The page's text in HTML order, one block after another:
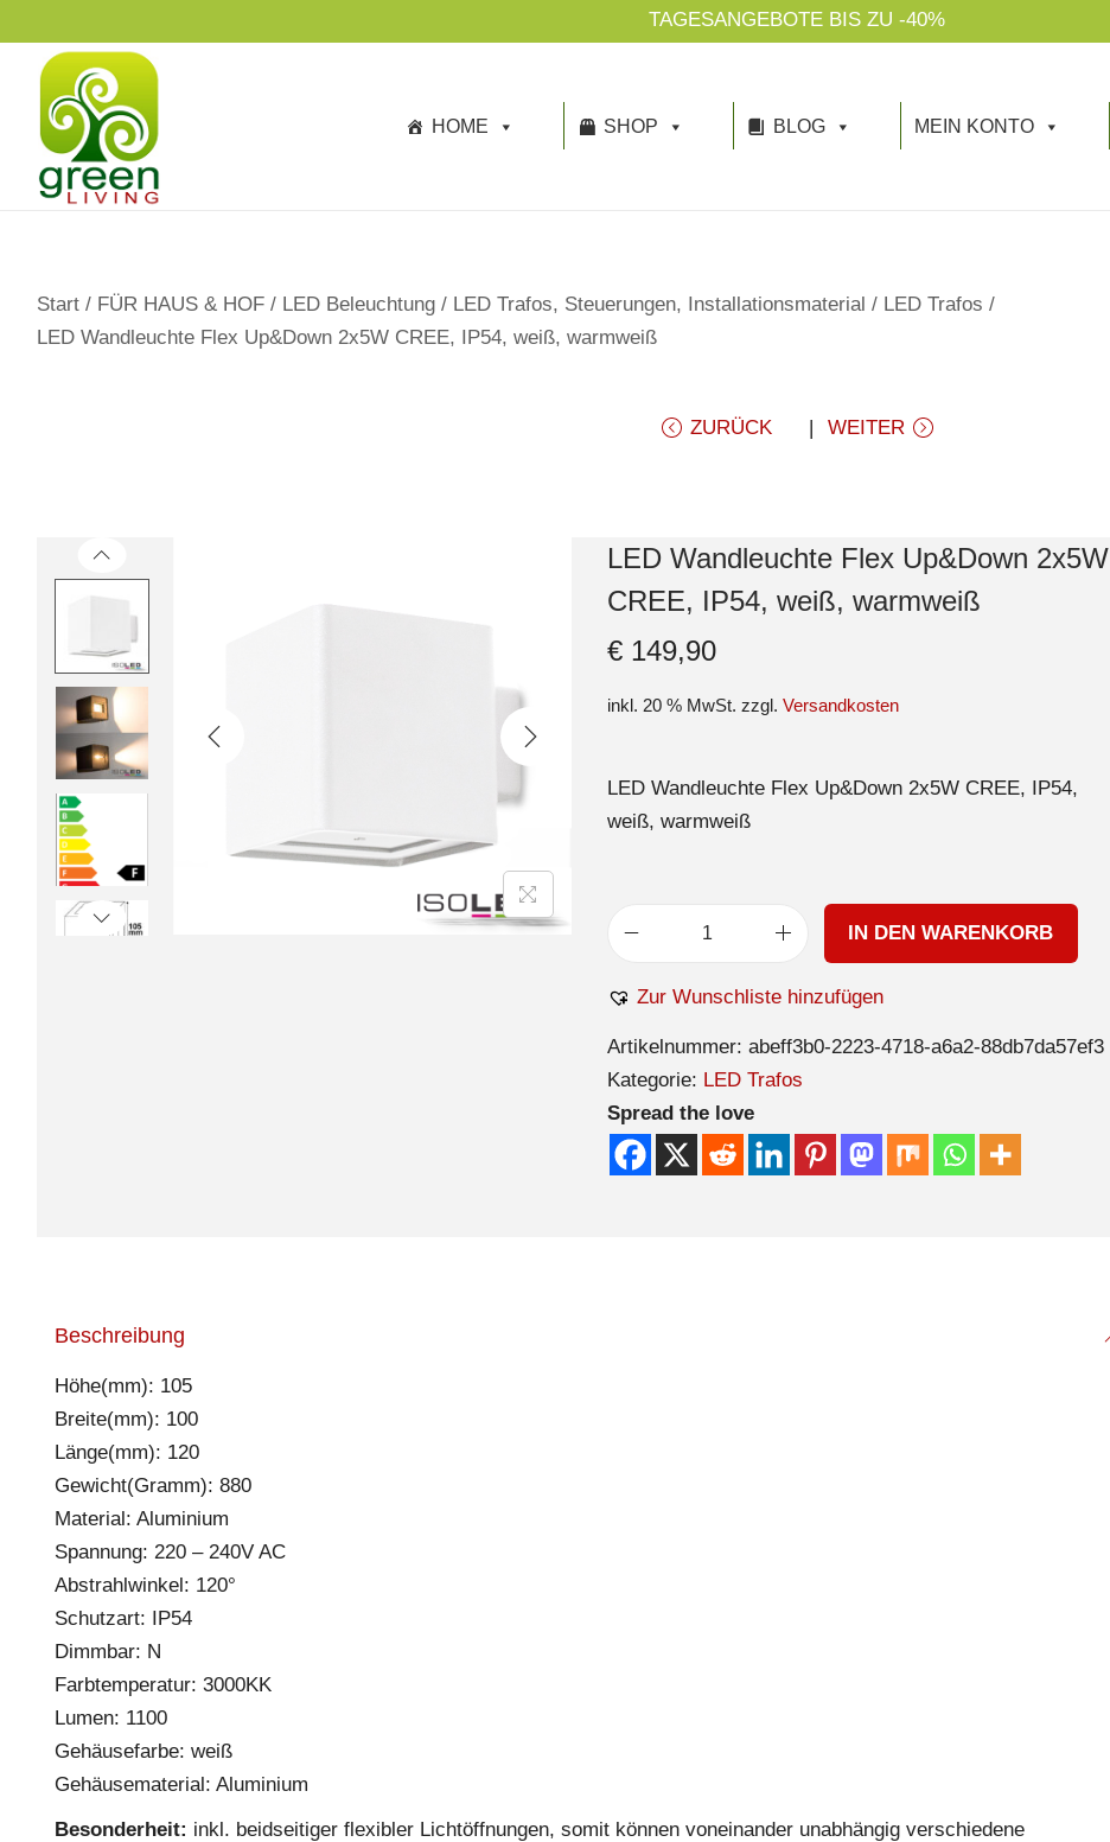
p
TAGESANGEBOTE BIS ZU -40%
HOME SHOP BLOG MEIN KONTO
Start / FÜR HAUS & HOF / LED Beleuchtung / LED Trafos, Steuerungen, Installationsmaterial / LED Trafos /
LED Wandleuchte Flex Up&Down 2x5W CREE, IP54, weiß, warmweiß
ZURÜCK WEITER
LED Wandleuchte Flex Up&Down 2x5W
CREE, IP54, weiß, warmweiß
€149,90
inkl. 20 % MwSt. zzgl. Versandkosten
LED Wandleuchte Flex Up&Down 2x5W CREE, IP54,
weiß, warmweiß
IN DEN WARENKORB
Zur Wunschliste hinzufügen
Artikelnummer: abeff3b0-2223-4718-a6a2-88db7da57ef3
Kategorie: LED Trafos
Spread the love
Beschreibung
Höhe(mm): 105
Breite(mm): 100
Länge(mm): 120
Gewicht(Gramm): 880
Material: Aluminium
Spannung: 220 – 240V AC
Abstrahlwinkel: 120°
Schutzart: IP54
Dimmbar: N
Farbtemperatur: 3000KK
Lumen: 1100
Gehäusefarbe: weiß
Gehäusematerial: Aluminium
Besonderheit: inkl. beidseitiger flexibler Lichtöffnungen, somit können voneinander unabhängig verschiedene